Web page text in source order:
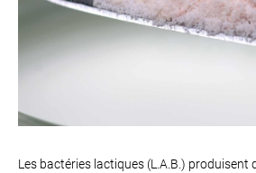
Les bactéries lactiques (L.A.B.) produisent